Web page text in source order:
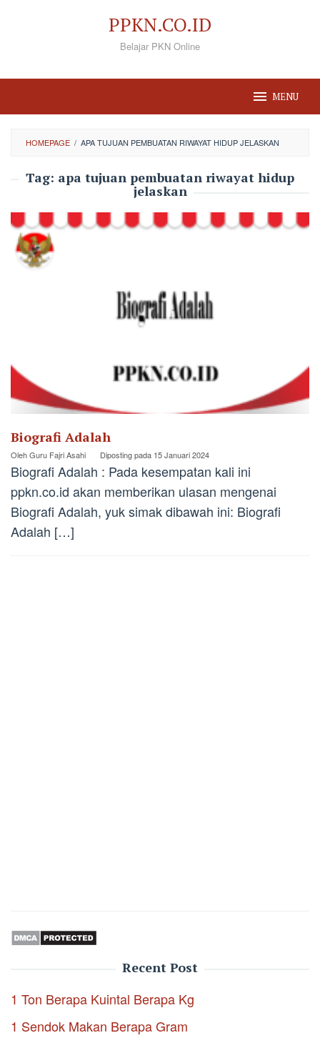
PPKN.CO.ID
Belajar PKN Online
MENU
HOMEPAGE / APA TUJUAN PEMBUATAN RIWAYAT HIDUP JELASKAN
Tag: apa tujuan pembuatan riwayat hidup
jelaskan
Biografi Adalah
OlehGuru Fajri Asahi Diposting pada 15 Januari 2024
Biografi Adalah : Pada kesempatan kali ini
ppkn.co.id akan memberikan ulasan mengenai
Biografi Adalah, yuk simak dibawah ini: Biografi
Adalah […]
Recent Post
1 Ton Berapa Kuintal Berapa Kg
1 Sendok Makan Berapa Gram